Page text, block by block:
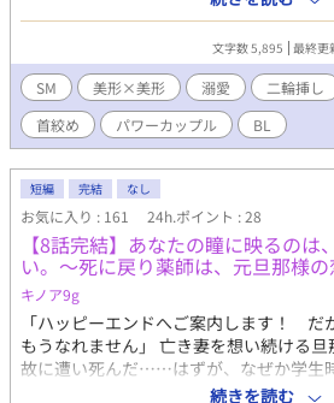
結ばれた性奴隷が欲しい。』 『嗚呼、
い淫乱な身体をご主人様に躾られたい
く噛み合ってない2人がある日、エレベ
い───。 甘いマスクの王子様系ドS×研
※過激な表現がございますのでご注意下
ルズ様にも掲載しています。
文字数 5,895 最終更
SM 美形×美形 溺愛 二輪挿し
首絞め
パワーカップル BL
短編 完結 なし
お気に入り : 161 24h.ポイント : 28
【8話完結】あなたの瞳に映るのは
い。〜死に戻り薬師は、元旦那様
キノア9g
「ハッピーエンドへご案内します！ だ
もうなれません」 亡き妻を想い続ける
故に遭い死んだ……はずが、なぜか学生
師×冷徹（？）な天才魔術師。すれ違い
続きを読む